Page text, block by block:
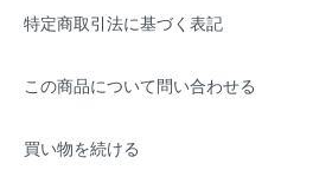
特定商取引法に基づく表記
この商品について問い合わせる
買い物を続ける